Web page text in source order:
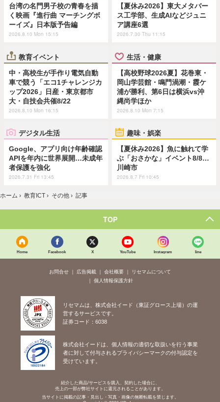
台湾の名門男子校の青春を描
く映画『進行曲 マーチングボ
ーイズ』日本版予告編
2026.8.10 Mon 15:15
【夏休み2026】東大メタバー
ス工学部、生成AIなどジュニ
ア講座6選
2026.7.30 Thu 11:15
教育イベント
中・高校生が手作り電気自動
車で競う「エコ1チャレンジカ
ップ2026」日産・東京都市
大・自技会共催8/22
2026.8.10 Mon 16:15
生活・健康
【高校野球2026夏】花巻東・
岡山学芸館・鳴門渦潮・霞ケ
浦が勝利、第6日は横浜vs沖
縄尚学ほか
2026.8.10 Mon 7:15
デジタル生活
Google、アプリ向け年齢確認
APIを年内に世界展開…未成年
者保護を強化
2026.7.31 Fri 13:45
趣味・娯楽
【夏休み2026】魚に触れて学
ぶ「おさかな」イベント8/8…
川崎市
2026.8.7 Fri 10:45
ホーム › 教育ICT › その他 › 記事
TOP
Home Facebook X YouTube Instagram line
お問合せ 広告掲載 会社概要
リセマムについて
個人情報保護方針
リセマムは、株式会社イード（東証グロース上場）の運
営するサービスです。
証券コード：6038
株式会社イードは、個人情報の適切な取扱いを行う事業
者に対して付与されるプライバシーマークの付与認定を
受けています。
紹介した商品/サービスを購入、契約した場合に、
売上の一部が弊社サイトに還元されることがあります。
当サイトに掲載の記事・見出し・写真・画像の無断転載を禁じます。